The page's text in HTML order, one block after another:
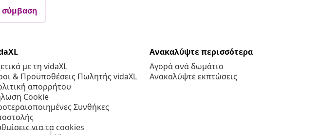
με τη vidaXL
& Προϋποθέσεις Πωλητής vidaXL
απορρήτου
Cookie
Συνθήκες
για τα cookies
Ανακαλύψτε περισσότερα
Αγορά ανά δωμάτιο
Ανακαλύψτε εκπτώσεις